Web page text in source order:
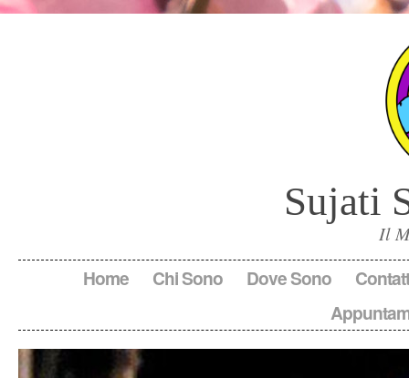
Sujati
Il
Home Chi Sono Dove Sono